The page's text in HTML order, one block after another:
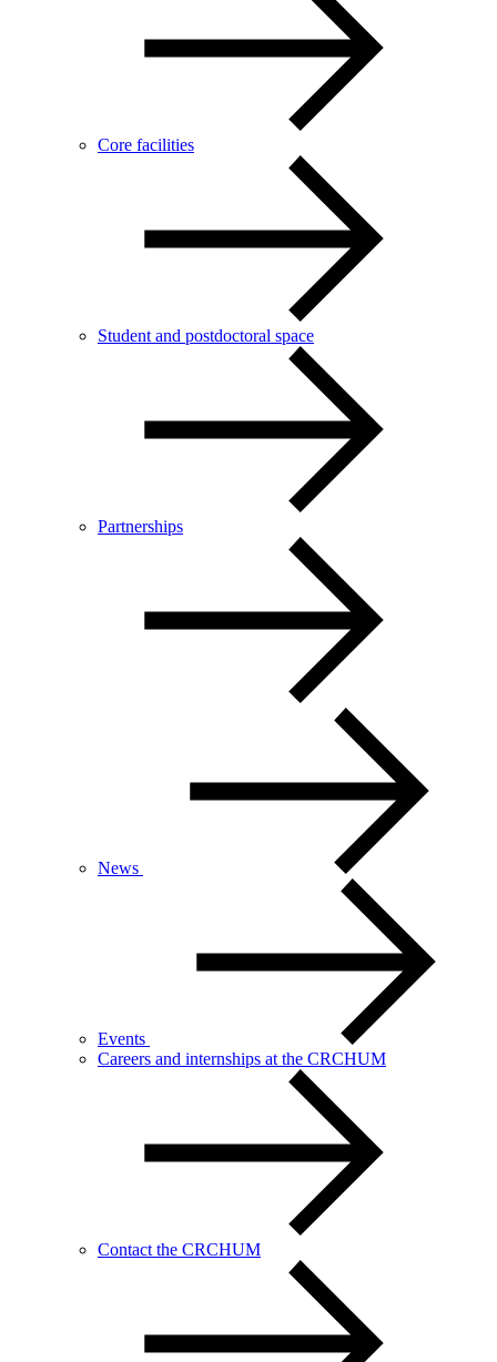
Core facilities
Student and postdoctoral space
Partnerships
News
Events
Careers and internships at the CRCHUM
Contact the CRCHUM